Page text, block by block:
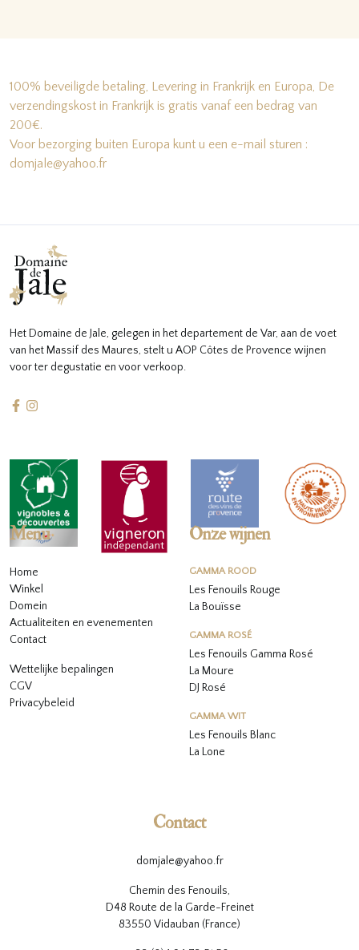
100% beveiligde betaling, Levering in Frankrijk en Europa, De
verzendingskost in Frankrijk is gratis vanaf een bedrag van
200€.
Voor bezorging buiten Europa kunt u een e-mail sturen :
domjale@yahoo.fr
Het Domaine de Jale, gelegen in het departement de Var, aan de voet
van het Massif des Maures, stelt u AOP Côtes de Provence wijnen
voor ter degustatie en voor verkoop.
Menu
Home
Winkel
Domein
Actualiteiten en evenementen
Contact
Wettelijke bepalingen
CGV
Privacybeleid
Onze wijnen
GAMMA ROOD
Les Fenouils Rouge
La Bouïsse
GAMMA ROSÉ
Les Fenouils Gamma Rosé
La Moure
DJ Rosé
GAMMA WIT
Les Fenouils Blanc
La Lone
Contact
domjale@yahoo.fr
Chemin des Fenouils,
D48 Route de la Garde-Freinet
83550 Vidauban (France)